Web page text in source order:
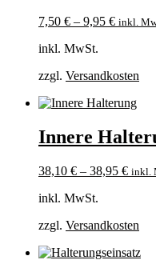
7,50 € – 9,95 € inkl.
inkl. MwSt.
zzgl. Versandkosten
Innere
38,10 € – 38,95 € inkl.
inkl. MwSt.
zzgl. Versandkosten